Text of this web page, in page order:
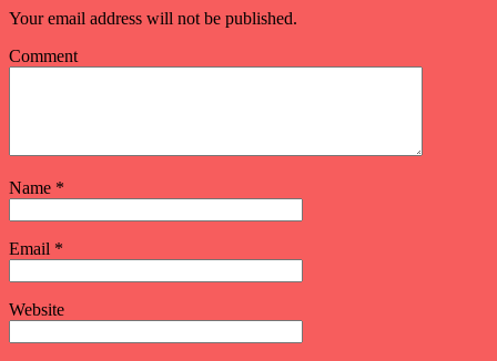
Your email address will not be published.
Comment
Name *
Email *
Website